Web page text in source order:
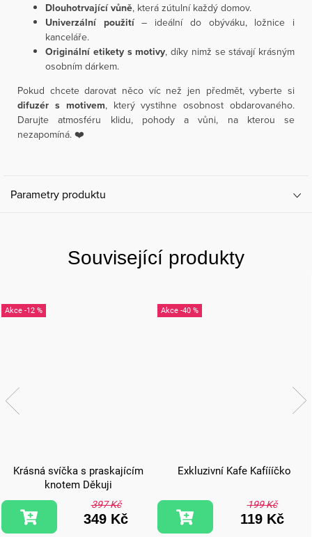
Dlouhotrvající vůně, která zútulní každý domov.
Univerzální použití– ideální do obýváku, ložnice i
kanceláře.
Originální etikety s motivy, díky nimž se stávají krásným
osobním dárkem.
Pokud chcete darovat něco víc než jen předmět, vyberte si
difuzér s motivem, který vystihne osobnost obdarovaného.
Darujte atmosféru klidu, pohody a vůni, na kterou se
nezapomíná. ❤️
Parametry produktu
Související produkty
-12 %
Krásná svíčka s praskajícím
knotem Děkuji
397 Kč
349 Kč
-40 %
Exkluzivní Kafe Kafíííčko
199 Kč
119 Kč